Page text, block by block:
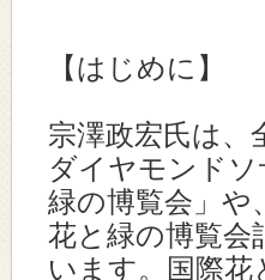
【はじめに】
宗澤政宏氏は
ダイヤモンド
緑の博覧会」や
花と緑の博覧会
います。国際花